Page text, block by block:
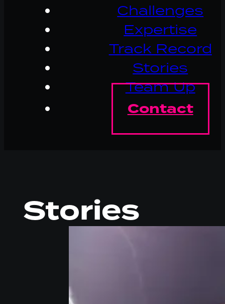
Challenges
Expertise
Track Record
Stories
Team Up
Contact
Stories